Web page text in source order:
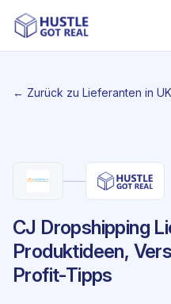
← Zurück zu Lieferanten in UK
CJ Dropshipping
Produktideen,
Profit-Tipps